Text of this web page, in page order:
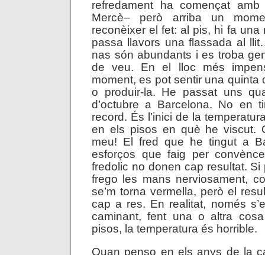
refredament ha començat
Mercè– però arriba un
reconèixer el fet: al pis, hi fa una
passa llavors una flassada al
nas són abundants i es troba
de veu. En el lloc més
moment, es pot sentir una quinta
o produir-la. He passat uns
d’octubre a Barcelona. No en
record. És l’inici de la
en els pisos en què he viscut.
meu! El fred que he tingut a
esforços que faig per
fredolic no donen cap resultat. Si
frego les mans nerviosament,
se’m torna vermella, però el
cap a res. En realitat, només
caminant, fent una o altra
pisos, la temperatura és horrible.
Quan penso en els anys de la